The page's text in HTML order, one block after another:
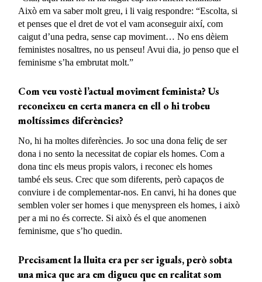
Això em va saber molt greu, i li vaig respondre: “Escolta, si
et penses que el dret de vot el vam aconseguir així, com
caigut d’una pedra, sense cap moviment… No ens dèiem
feministes nosaltres, no us penseu! Avui dia, jo penso que el
feminisme s’ha embrutat molt.”
Com veu vostè l’actual moviment feminista?Us
reconeixeu en certa manera en ell o hi trobeu
moltíssimes diferències?
No, hi ha moltes diferències. Jo soc una dona feliç de ser
dona i no sento la necessitat de copiar els homes. Com a
dona tinc els meus propis valors, i reconec els homes
també els seus. Crec que som diferents, però capaços de
conviure i de complementar-nos. En canvi, hi ha dones que
semblen voler ser homes i que menyspreen els homes, i això
per a mi no és correcte. Si això és el que anomenen
feminisme, que s’ho quedin.
Precisament la lluita era perser iguals, peròsobta
una mica que ara em digueu que en realitat som